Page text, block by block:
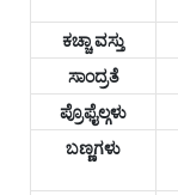
ಕಚ್ಚಾ ವಸ್ತು
ಸಾಂದ್ರತೆ
ಪ್ರೊಫೈಲ್ಗಳು
ಬಣ್ಣಗಳು